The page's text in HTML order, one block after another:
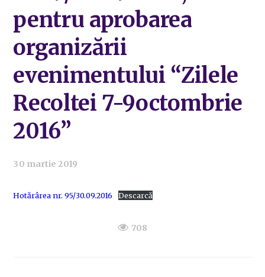
pentru aprobarea
organizării
evenimentului “Zilele
Recoltei 7-9octombrie
2016”
30 martie 2019
Hotărârea nr. 95/30.09.2016 Descarcă
708